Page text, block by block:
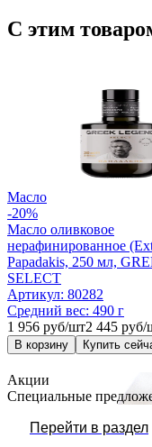
С этим
Масло
-20%
Масло оливковое
нерафинированное
Papadakis, 250 мл,
SELECT
Артикул: 80282
Средний вес: 490 г
1 956 руб/шт2 445 руб/
В корзину Купить
Акции
Специальные
Перейти в раздел